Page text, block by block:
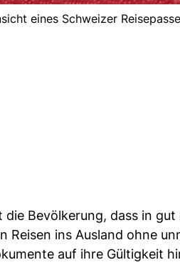
eines Schweizer
die Bevölkerung, dass in
Reisen ins Ausland ohne
auf ihre Gültigkeit